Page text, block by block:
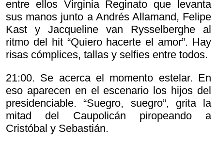
entre ellos Virginia Reginato que levanta
sus manos junto a Andrés Allamand, Felipe
Kast y Jacqueline van Rysselberghe al
ritmo del hit “Quiero hacerte el amor”. Hay
risas cómplices, tallas y selfies entre todos.
21:00. Se acerca el momento estelar. En
eso aparecen en el escenario los hijos del
presidenciable. “Suegro, suegro”, grita la
mitad del Caupolicán piropeando a
Cristóbal y Sebastián.